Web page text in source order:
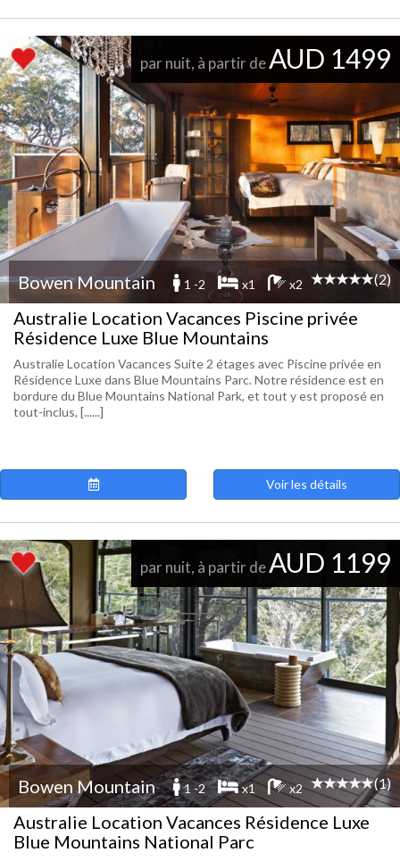
par nuit, à partir deAUD 1499
Bowen Mountain 1 -2 x1 x2 (2)
Australie Location Vacances Piscine privée
Résidence Luxe Blue Mountains
Australie Location Vacances Suite 2 étages avec Piscine privée en
Résidence Luxe dans Blue Mountains Parc. Notre résidence est en
bordure du Blue Mountains National Park, et tout y est proposé en
tout-inclus, [......]
Voir les détails
par nuit, à partir deAUD 1199
Bowen Mountain 1 -2 x1 x2 (1)
Australie Location Vacances Résidence Luxe
Blue Mountains National Parc